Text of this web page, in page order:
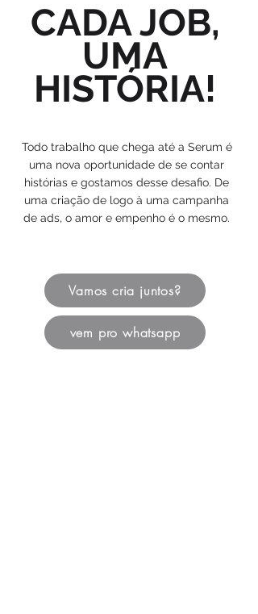
CADA JOB,
UMA
HISTÓRIA!
Todo trabalho que chega até a Serum é
uma nova oportunidade de se contar
histórias e gostamos desse desafio. De
uma criação de logo à uma campanha
de ads, o amor e empenho é o mesmo.
Vamos cria juntos?
vem pro whatsapp